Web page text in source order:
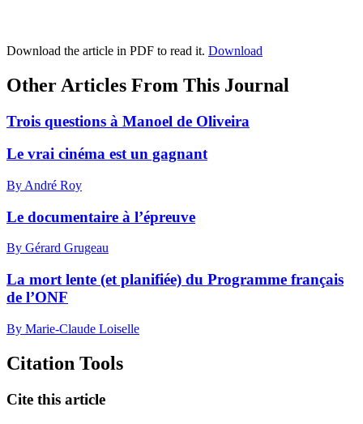
Download the article in PDF to read it. Download
Other Articles From This Journal
Trois questions à Manoel de Oliveira
Le vrai cinéma est un gagnant
By André Roy
Le documentaire à l’épreuve
By Gérard Grugeau
La mort lente (et planifiée) du Programme français
de l’ONF
By Marie-Claude Loiselle
Citation Tools
Cite this article